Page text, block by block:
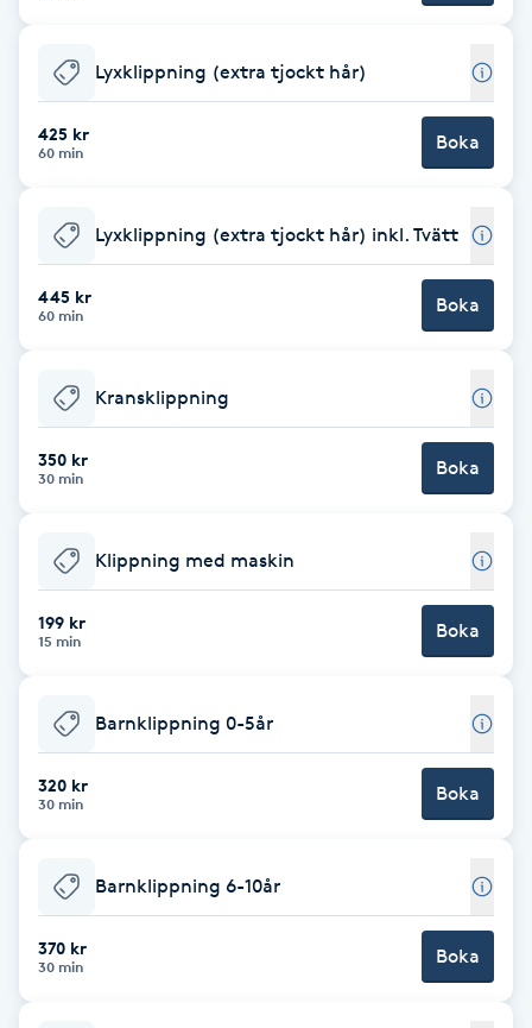
Brynfärgning
Brynplockning
Celluliter
Color correction
Cryoterapi
Damklippning
Diamantslipning
Extensions
Extensions borttagning
Lyxklippning (extra tjockt hår)
425 kr
60 min Boka
Lyxklippning (extra tjockt hår) inkl. Tvätt
445 kr
60 min Boka
Kransklippning
350 kr
30 min Boka
Klippning med maskin
199 kr
15 min Boka
Barnklippning 0-5år
320 kr
30 min Boka
Barnklippning 6-10år
370 kr
30 min Boka